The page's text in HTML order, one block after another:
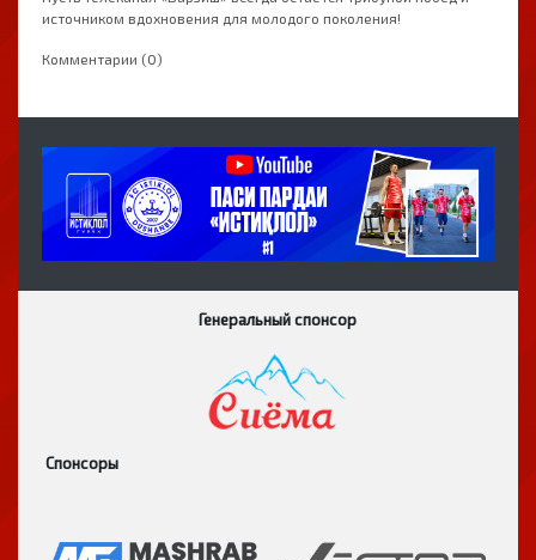
источником вдохновения для молодого поколения!
Комментарии (0)
Генеральный спонсор
Спонсоры